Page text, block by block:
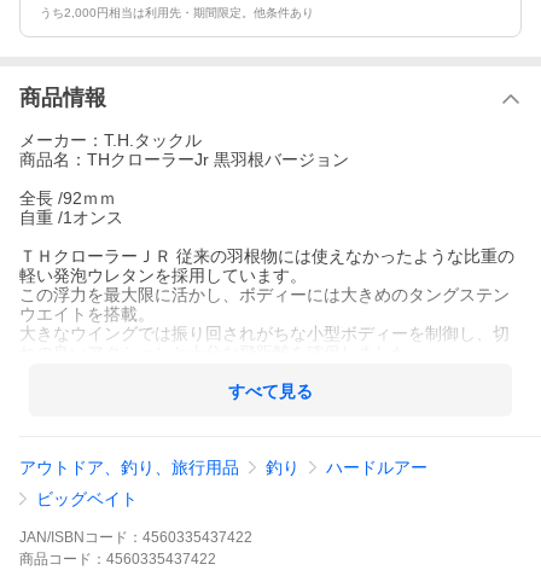
うち2,000円相当は利用先・期間限定。他条件あり
商品情報
メーカー：T.H.タックル
商品名：THクローラーJr 黒羽根バージョン
全長 /92ｍｍ
自重 /1オンス
ＴＨクローラーＪＲ 従来の羽根物には使えなかったような比重の
軽い発泡ウレタンを採用しています。
この浮力を最大限に活かし、ボディーには大きめのタングステン
ウエイトを搭載。
大きなウイングでは振り回されがちな小型ボディーを制御し、切
し、ローラーパーツで羽根を受ける構造を採用しております。
味があります。
この可変ウイングシステムはボディーの姿勢（静止時は直立〜ス
ピードアップするにつれて水平に変化）に組み合わせることでよ
り幅広いリトリーブスピード域に対応できる効果があります。
すべて見る
アウトドア、釣り、旅行用品 釣り
ハードルアー
ビッグベイト
JAN/ISBNコード： 4560335437422
商品 コード： 4560335437422